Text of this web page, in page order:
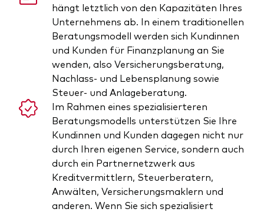
hängt letztlich von den Kapazitäten Ihres
Unternehmens ab. In einem traditionellen
Beratungsmodell werden sich Kundinnen
und Kunden für Finanzplanung an Sie
wenden, also Versicherungsberatung,
Nachlass- und Lebensplanung sowie
Steuer- und Anlageberatung.
Im Rahmen eines spezialisierteren
Beratungsmodells unterstützen Sie Ihre
Kundinnen und Kunden dagegen nicht nur
durch Ihren eigenen Service, sondern auch
durch ein Partnernetzwerk aus
Kreditvermittlern, Steuerberatern,
Anwälten, Versicherungsmaklern und
anderen. Wenn Sie sich spezialisiert